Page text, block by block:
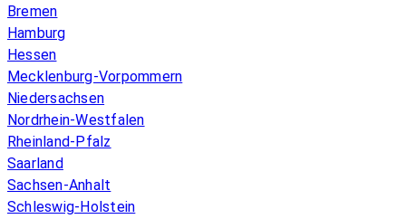
Bremen
Hamburg
Hessen
Mecklenburg-Vorpommern
Niedersachsen
Nordrhein-Westfalen
Rheinland-Pfalz
Saarland
Sachsen-Anhalt
Schleswig-Holstein